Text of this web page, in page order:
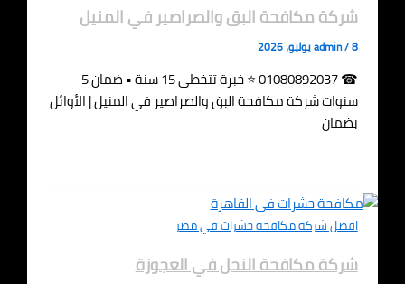
شركة مكافحة البق والصراصير في المنيل
admin/8 يوليو، 2026
☎ 01080892037 ⭐ خبرة تتخطى 15 سنة • ضمان 5
سنوات شركة مكافحة البق والصراصير في المنيل | الأوائل
بضمان
افضل شركة مكافحة حشرات في مصر
شركة مكافحة النحل في العجوزة